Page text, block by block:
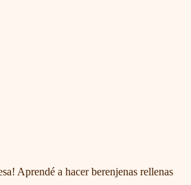
Aprendé a hacer berenjenas rellenas